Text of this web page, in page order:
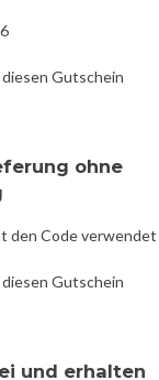
Gutschein
ohne
den Code verwendet
Gutschein
und erhalten